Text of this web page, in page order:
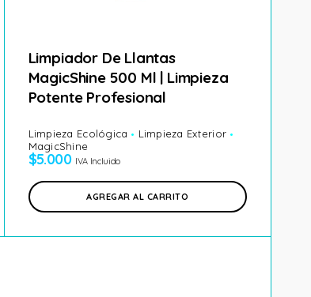
Limpiador De Llantas
MagicShine 500 Ml | Limpieza
Potente Profesional
Limpieza Ecológica
Limpieza Exterior
MagicShine
$5.000 IVA Incluido
AGREGAR AL CARRITO